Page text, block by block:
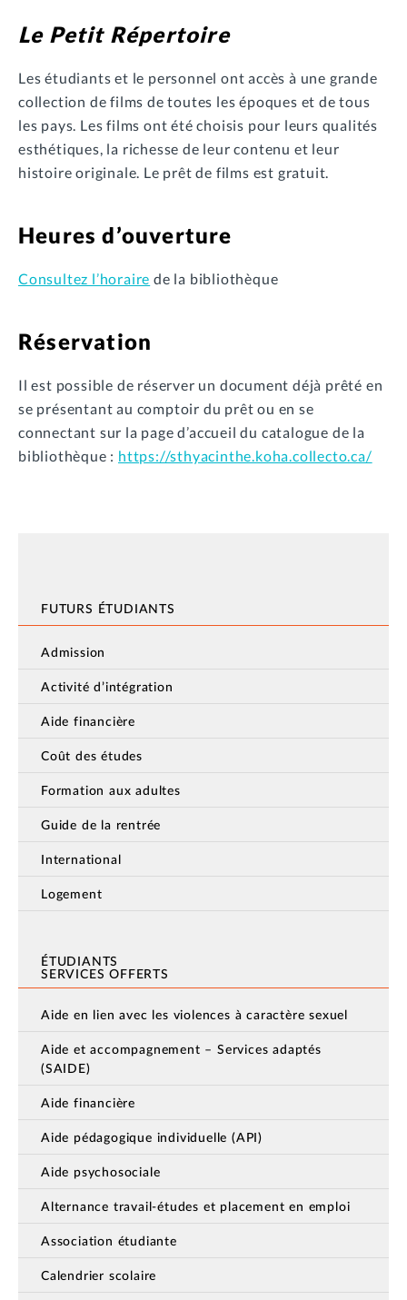
Le Petit Répertoire
Les étudiants et le personnel ont accès à une grande
collection de films de toutes les époques et de tous
les pays. Les films ont été choisis pour leurs qualités
esthétiques, la richesse de leur contenu et leur
histoire originale. Le prêt de films est gratuit.
Heures d’ouverture
Consultez l’horaire de la bibliothèque
Réservation
Il est possible de réserver un document déjà prêté en
se présentant au comptoir du prêt ou en se
connectant sur la page d’accueil du catalogue de la
bibliothèque : https://sthyacinthe.koha.collecto.ca/
FUTURS ÉTUDIANTS
Admission
Activité d’intégration
Aide financière
Coût des études
Formation aux adultes
Guide de la rentrée
International
Logement
ÉTUDIANTS
SERVICES OFFERTS
Aide en lien avec les violences à caractère sexuel
Aide et accompagnement – Services adaptés
(SAIDE)
Aide financière
Aide pédagogique individuelle (API)
Aide psychosociale
Alternance travail-études et placement en emploi
Association étudiante
Calendrier scolaire